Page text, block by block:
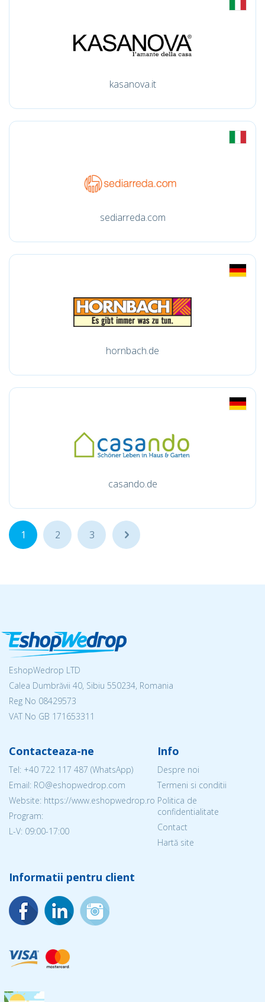
kasanova.it
sediarreda.com
hornbach.de
casando.de
1 2 3 ...
EshopWedrop LTD
Calea Dumbrăvii 40, Sibiu 550234, Romania
Reg No 08429573
VAT No GB 171653311
Contacteaza-ne
Tel: +40 722 117 487 (WhatsApp)
Email: RO@eshopwedrop.com
Website: https://www.eshopwedrop.ro
Program:
L-V: 09:00-17:00
Info
Despre noi
Termeni si conditii
Politica de
confidentialitate
Contact
Hartă site
Informatii pentru client